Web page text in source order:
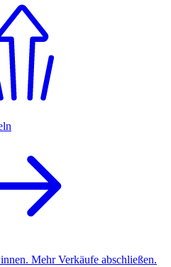
Mehr Verkäufe abschließen.